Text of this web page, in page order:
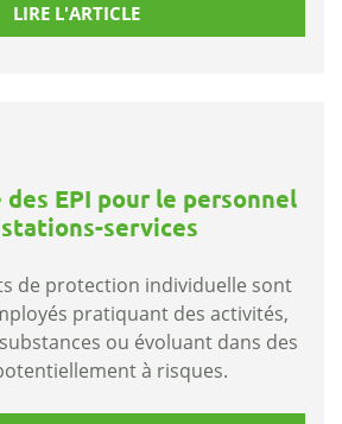
LIRE L'ARTICLE
des EPI pour le personnel
services
de protection individuelle sont
pratiquant des activités,
ou évoluant dans des
à risques.